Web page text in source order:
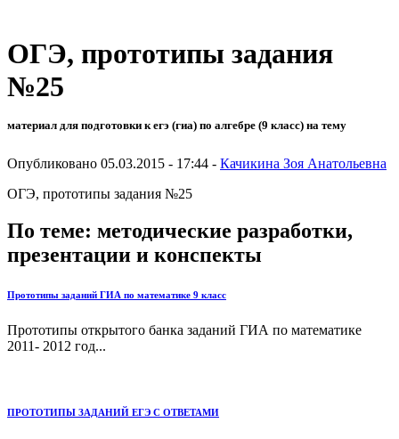
ОГЭ, прототипы задания
№25
материал для подготовки к егэ (гиа) по алгебре (9 класс) на тему
Опубликовано 05.03.2015 - 17:44 - Качикина Зоя Анатольевна
ОГЭ, прототипы задания №25
По теме: методические разработки,
презентации и конспекты
Прототипы заданий ГИА по математике 9 класс
Прототипы открытого банка заданий ГИА по математике
2011- 2012 год...
ПРОТОТИПЫ ЗАДАНИЙ ЕГЭ С ОТВЕТАМИ